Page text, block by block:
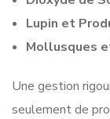
Lupin et
Mollusques
Une gestion
seulement de